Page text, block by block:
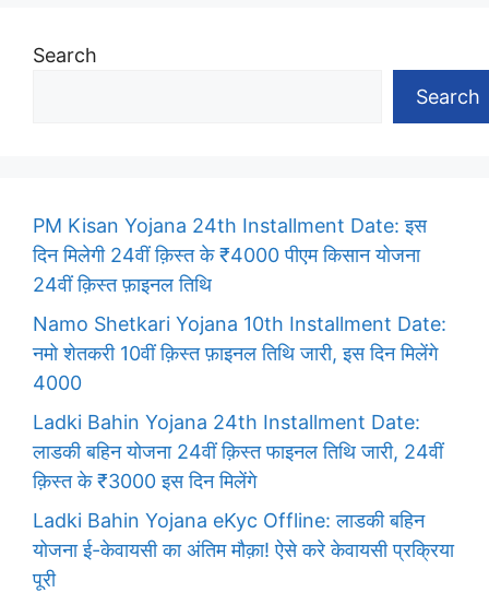
Search
Search
PM Kisan Yojana 24th Installment Date: इस
दिन मिलेगी 24वीं क़िस्त के ₹4000 पीएम किसान योजना
24वीं क़िस्त फ़ाइनल तिथि
Namo Shetkari Yojana 10th Installment Date:
नमो शेतकरी 10वीं क़िस्त फ़ाइनल तिथि जारी, इस दिन मिलेंगे
4000
Ladki Bahin Yojana 24th Installment Date:
लाडकी बहिन योजना 24वीं क़िस्त फाइनल तिथि जारी, 24वीं
क़िस्त के ₹3000 इस दिन मिलेंगे
Ladki Bahin Yojana eKyc Offline: लाडकी बहिन
योजना ई-केवायसी का अंतिम मौक़ा! ऐसे करे केवायसी प्रक्रिया
पूरी